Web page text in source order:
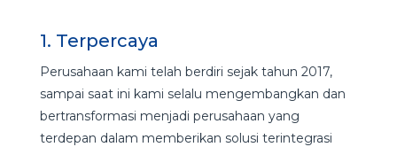
1. Terpercaya
Perusahaan kami telah berdiri sejak tahun 2017,
sampai saat ini kami selalu mengembangkan dan
bertransformasi menjadi perusahaan yang
terdepan dalam memberikan solusi terintegrasi